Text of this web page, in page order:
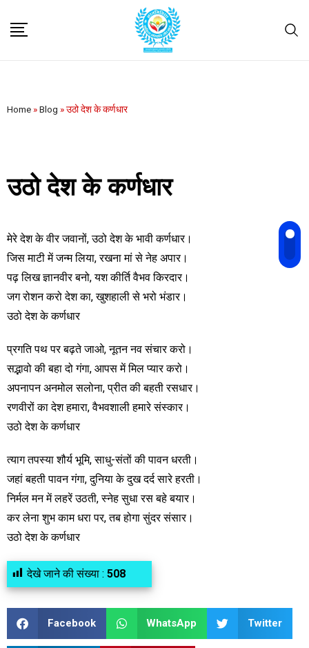
Home »Blog »उठो देश के कर्णधार
उठो देश के कर्णधार
मेरे देश के वीर जवानों, उठो देश के भावी कर्णधार।
जिस माटी में जन्म लिया, रखना मां से नेह अपार।
पढ़ लिख ज्ञानवीर बनो, यश कीर्ति वैभव किरदार।
जग रोशन करो देश का, खुशहाली से भरो भंडार।
उठो देश के कर्णधार
प्रगति पथ पर बढ़ते जाओ, नूतन नव संचार करो।
सद्भावो की बहा दो गंगा, आपस में मिल प्यार करो।
अपनापन अनमोल सलोना, प्रीत की बहती रसधार।
रणवीरों का देश हमारा, वैभवशाली हमारे संस्कार।
उठो देश के कर्णधार
त्याग तपस्या शौर्य भूमि, साधु-संतों की पावन धरती।
जहां बहती पावन गंगा, दुनिया के दुख दर्द सारे हरती।
निर्मल मन में लहरें उठती, स्नेह सुधा रस बहे बयार।
कर लेना शुभ काम धरा पर, तब होगा सुंदर संसार।
उठो देश के कर्णधार
देखे जाने की संख्या : 508
Facebook WhatsApp Twitter